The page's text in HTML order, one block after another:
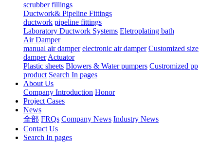
scrubber fillings
Ductwork& Pipeline Fittings
ductwork pipeline fittings
Laboratory Ductwork Systems Eletroplating bath
Air Damper
manual air damper electronic air damper Customized size
damper Actuator
Plastic sheets Blowers & Water pumpers Custromized pp
product Search In pages
About Us
Company Introduction Honor
Project Cases
News
全部 FRQs Company News Industry News
Contact Us
Search In pages